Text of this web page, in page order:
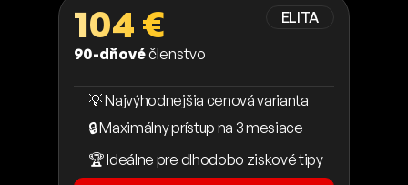
ELITA
104 €
90-dňovéčlenstvo
💡 Najvýhodnejšia cenová varianta
🔒 Maximálny prístup na 3 mesiace
🏆 Ideálne pre dlhodobo ziskové tipy